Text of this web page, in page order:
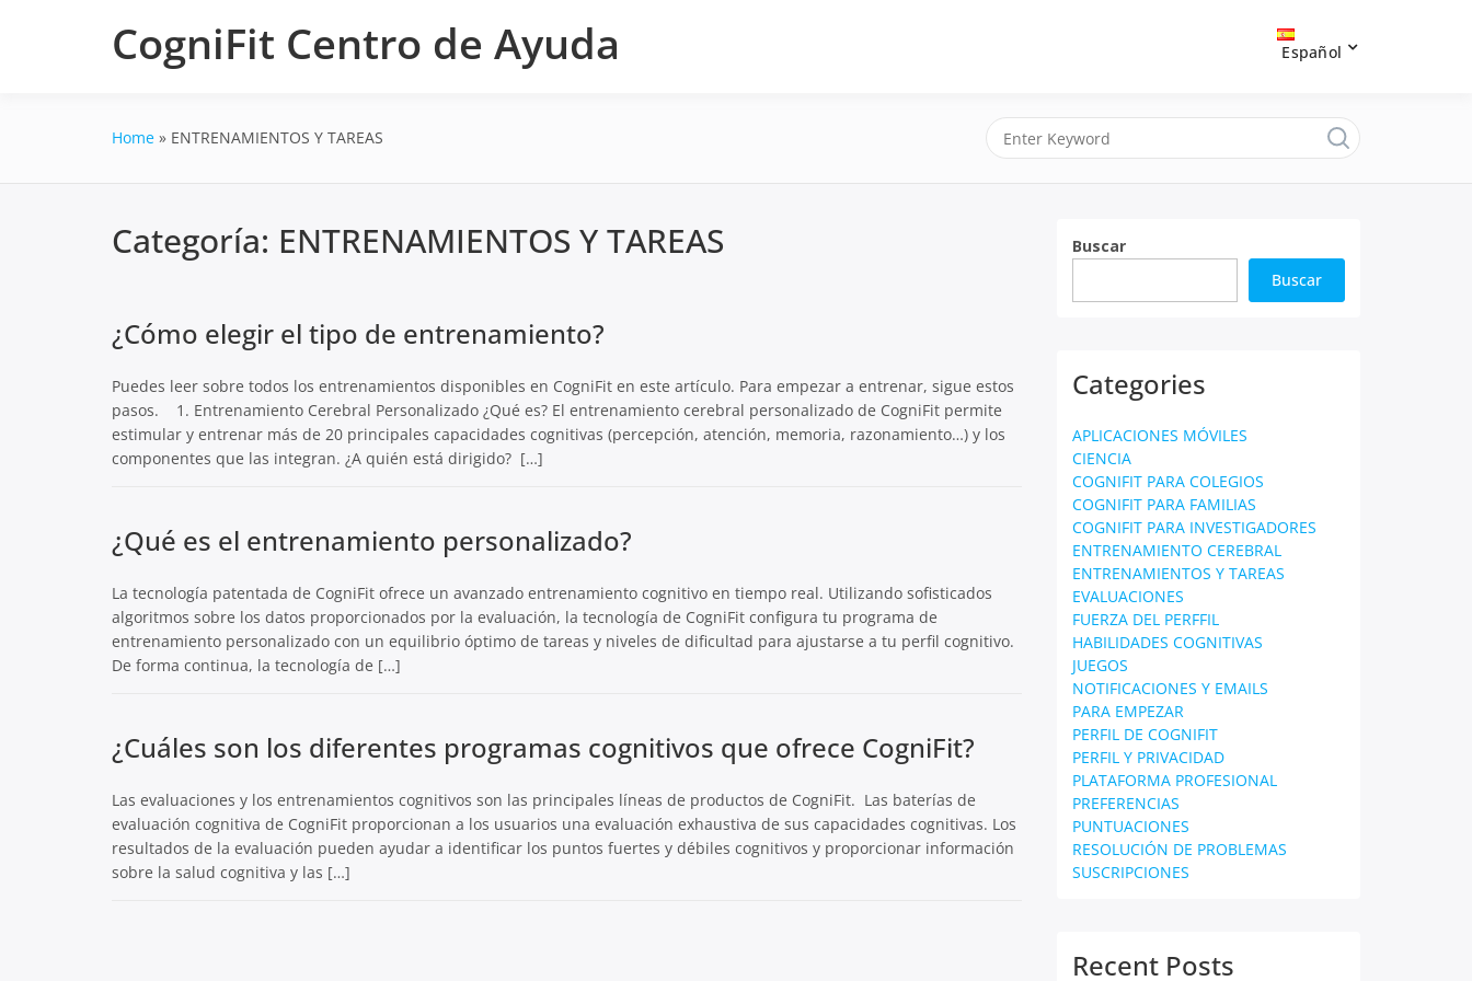
CogniFit Centro de Ayuda Español
Home ENTRENAMIENTOS Y TAREAS
Categoría: ENTRENAMIENTOS Y TAREAS
¿Cómo elegir el tipo de entrenamiento?
Puedes leer sobre todos los entrenamientos disponibles en CogniFit en este artículo. Para empezar a entrenar, sigue estos
pasos. 1. Entrenamiento Cerebral Personalizado ¿Qué es? El entrenamiento cerebral personalizado de CogniFit permite
estimular y entrenar más de 20 principales capacidades cognitivas (percepción, atención, memoria, razonamiento…) y los
componentes que las integran. ¿A quién está dirigido? […]
¿Qué es el entrenamiento personalizado?
La tecnología patentada de CogniFit ofrece un avanzado entrenamiento cognitivo en tiempo real. Utilizando sofisticados
algoritmos sobre los datos proporcionados por la evaluación, la tecnología de CogniFit configura tu programa de
entrenamiento personalizado con un equilibrio óptimo de tareas y niveles de dificultad para ajustarse a tu perfil cognitivo.
De forma continua, la tecnología de […]
¿Cuáles son los diferentes programas cognitivos que ofrece CogniFit?
Las evaluaciones y los entrenamientos cognitivos son las principales líneas de productos de CogniFit. Las baterías de
evaluación cognitiva de CogniFit proporcionan a los usuarios una evaluación exhaustiva de sus capacidades cognitivas. Los
resultados de la evaluación pueden ayudar a identificar los puntos fuertes y débiles cognitivos y proporcionar información
sobre la salud cognitiva y las […]
Buscar
Buscar
Categories
APLICACIONES MÓVILES
CIENCIA
COGNIFIT PARA COLEGIOS
COGNIFIT PARA FAMILIAS
COGNIFIT PARA INVESTIGADORES
ENTRENAMIENTO CEREBRAL
ENTRENAMIENTOS Y TAREAS
EVALUACIONES
FUERZA DEL PERFFIL
HABILIDADES COGNITIVAS
JUEGOS
NOTIFICACIONES Y EMAILS
PARA EMPEZAR
PERFIL DE COGNIFIT
PERFIL Y PRIVACIDAD
PLATAFORMA PROFESIONAL
PREFERENCIAS
PUNTUACIONES
RESOLUCIÓN DE PROBLEMAS
SUSCRIPCIONES
Recent Posts